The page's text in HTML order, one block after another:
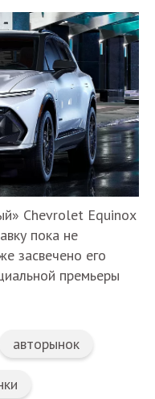
Chevrolet Equinox
пока не
засвечено его
премьеры
авторынок